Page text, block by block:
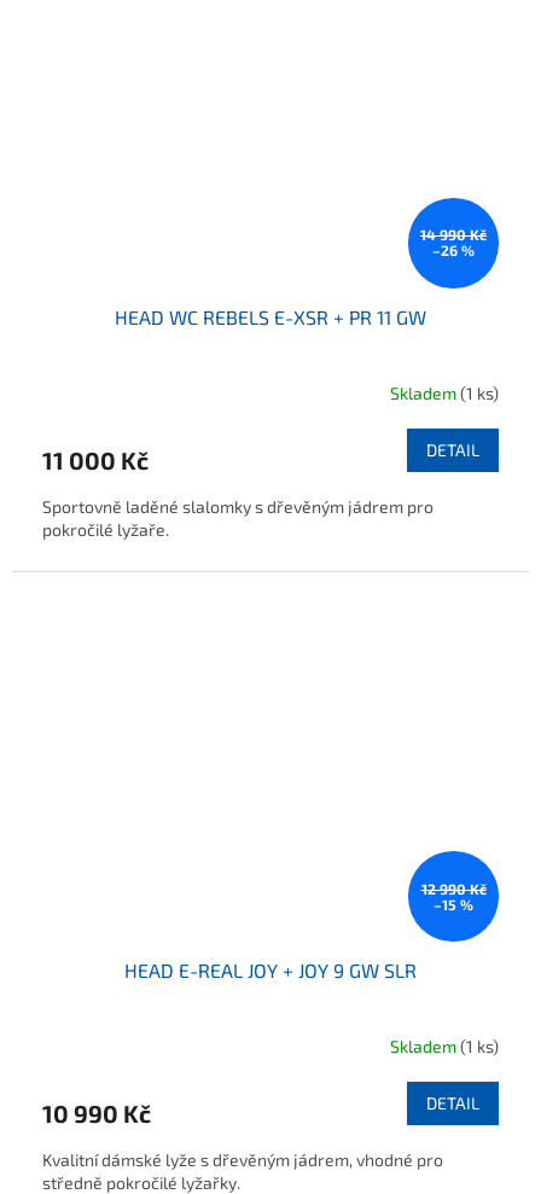
14 990 Kč
–26 %
HEAD WC REBELS E-XSR + PR 11 GW
Skladem(1 ks)
11 000 Kč DETAIL
Sportovně laděné slalomky s dřevěným jádrem pro
pokročilé lyžaře.
12 990 Kč
–15 %
HEAD E-REAL JOY + JOY 9 GW SLR
Skladem(1 ks)
10 990 Kč DETAIL
Kvalitní dámské lyže s dřevěným jádrem, vhodné pro
středně pokročilé lyžařky.